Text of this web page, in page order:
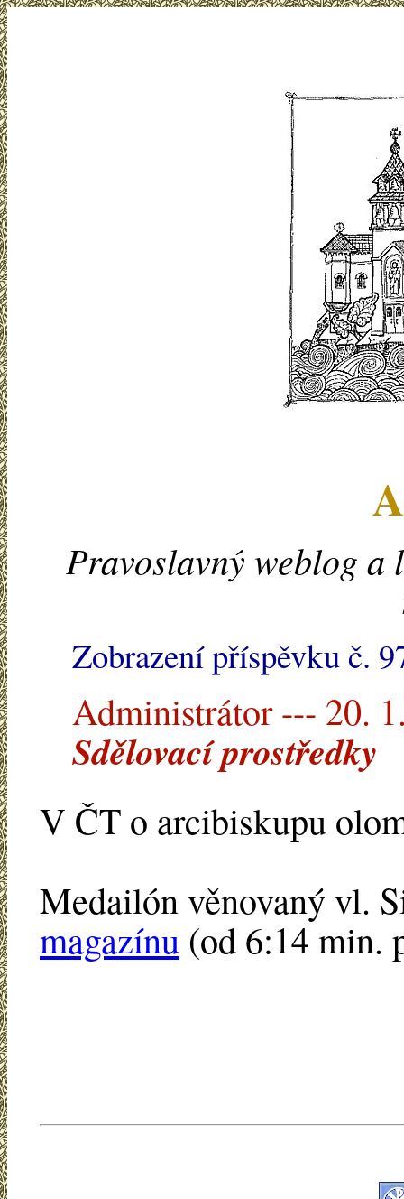
Pravoslavný weblog a
Zobrazení příspěvku č.
Administrátor --- 20.
Sdělovací prostředky
V ČT o arcibiskupu
Medailón věnovaný vl.
magazínu (od 6:14 min.